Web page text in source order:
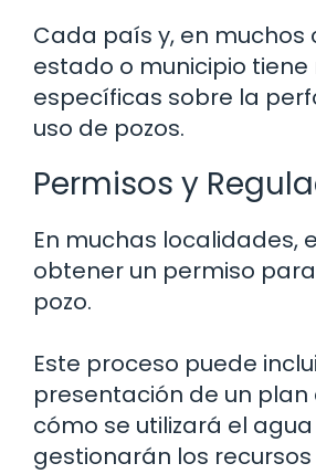
Cada país y, en muchos
estado o municipio
específicas sobre la
uso de pozos.
Permisos y
En muchas localidades,
obtener un permiso
pozo.
Este proceso puede
presentación de un
cómo se utilizará el
gestionarán los